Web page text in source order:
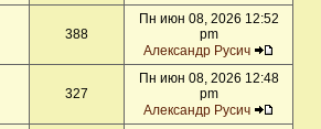
388
Пн июн 08, 2026 12:52
pm
Александр Русич
327
Пн июн 08, 2026 12:48
pm
Александр Русич